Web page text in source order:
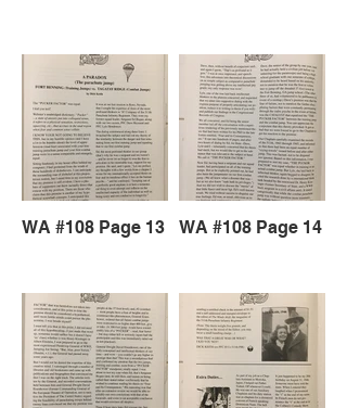
WA #108 Page 13 WA #108 Page 14